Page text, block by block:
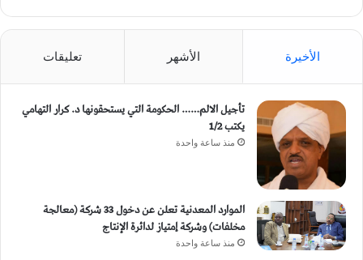
الأخيرة الأشهر تعليقات
تأجيل الالم…… الحكومة التي يستحقونها د. كرار التهامي
يكتب 1/2
منذ ساعة واحدة
الموارد المعدنية تعلن عن دخول 33 شركة (معالجة
مخلفات) وشركة إمتياز لدائرة الإنتاج
منذ ساعة واحدة